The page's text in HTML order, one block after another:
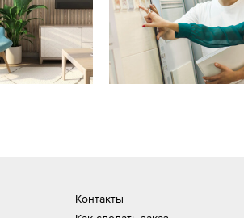
Контакты